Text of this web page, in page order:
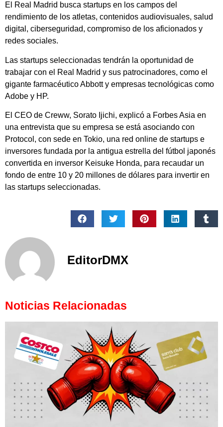
El Real Madrid busca startups en los campos del
rendimiento de los atletas, contenidos audiovisuales, salud
digital, ciberseguridad, compromiso de los aficionados y
redes sociales.
Las startups seleccionadas tendrán la oportunidad de
trabajar con el Real Madrid y sus patrocinadores, como el
gigante farmacéutico Abbott y empresas tecnológicas como
Adobe y HP.
El CEO de Creww, Sorato Ijichi, explicó a Forbes Asia en
una entrevista que su empresa se está asociando con
Protocol, con sede en Tokio, una red online de startups e
inversores fundada por la antigua estrella del fútbol japonés
convertida en inversor Keisuke Honda, para recaudar un
fondo de entre 10 y 20 millones de dólares para invertir en
las startups seleccionadas.
EditorDMX
Noticias Relacionadas